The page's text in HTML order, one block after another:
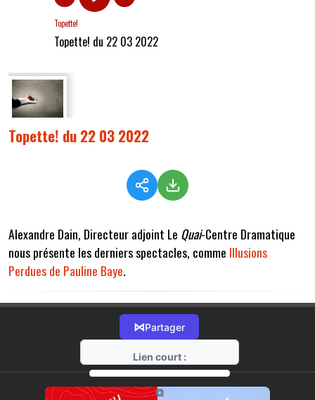
Topette!
Topette! du 22 03 2022
Topette! du 22 03 2022
Alexandre Dain, Directeur adjoint Le Quai-Centre Dramatique
nous présente les derniers spectacles, comme Illusions
Perdues de Pauline Baye.
⋈Partager
Lien court :
https://radio-g.fr?7969
⧉